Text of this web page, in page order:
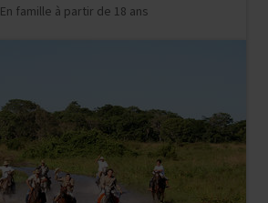
En famille à partir de 18 ans